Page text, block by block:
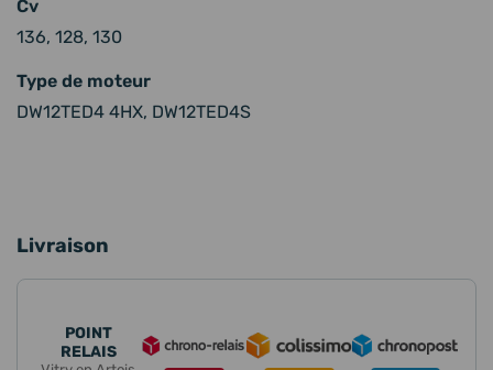
Cv
136, 128, 130
Type de moteur
DW12TED4 4HX, DW12TED4S
Livraison
POINT
RELAIS